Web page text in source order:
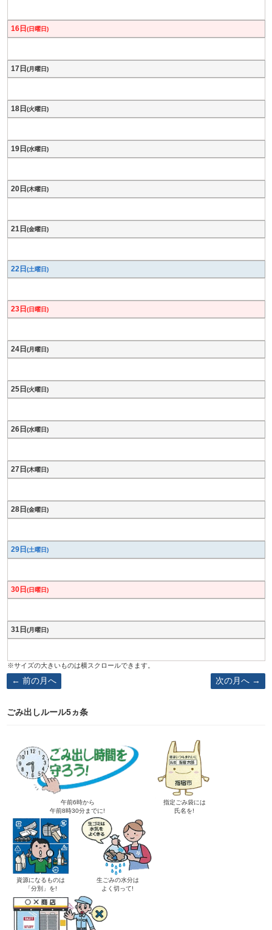
16日 (日曜日)
17日 (月曜日)
18日 (火曜日)
19日 (水曜日)
20日 (木曜日)
21日 (金曜日)
22日 (土曜日)
23日 (日曜日)
24日 (月曜日)
25日 (火曜日)
26日 (水曜日)
27日 (木曜日)
28日 (金曜日)
29日 (土曜日)
30日 (日曜日)
31日 (月曜日)
前の月へ 次の月へ
ごみ出しルール5ヵ条
午前6時から
午前8時30分までに!
指定ごみ袋には
氏名を!
資源になるものは
「分別」を!
生ごみの水分は
よく切って!